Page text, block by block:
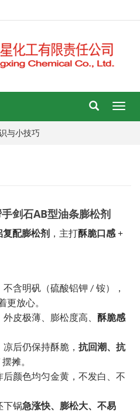
导
航
与小技巧
剑石AB型油条膨松剂
复配膨松剂 ，主打酥脆口感 +
不含明矾（硫酸铝钾 / 铵），
更放心。
外皮极薄、膨松度高、 酥脆感
凉后仍保持酥脆， 抗回潮、抗
摆摊。
后颜色均匀金黄，不发白、不
下锅急涨快、膨松大、不易